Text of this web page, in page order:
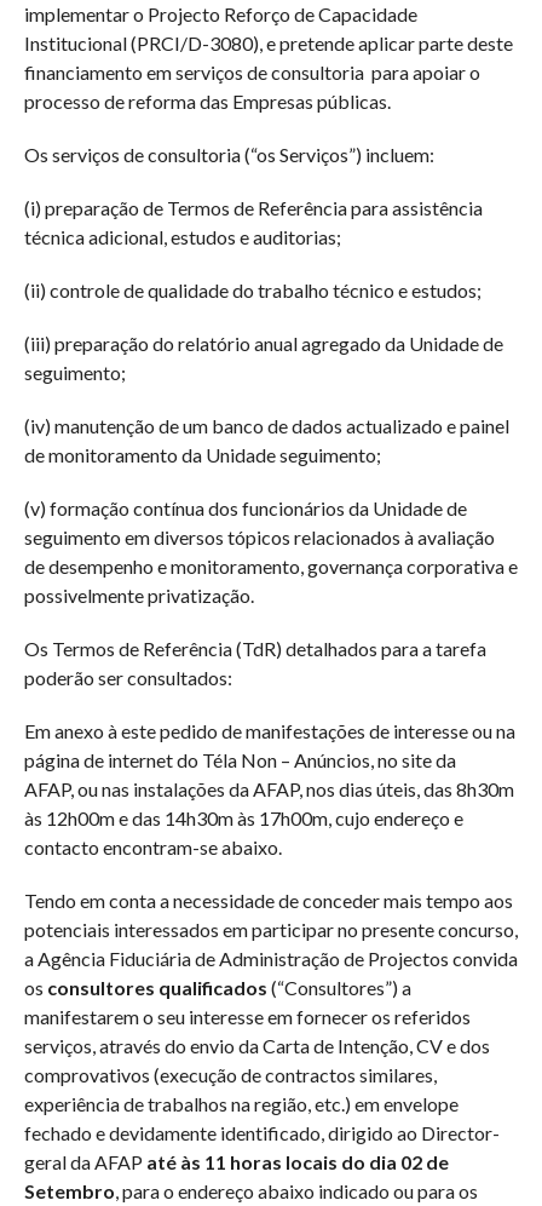
implementar o Projecto Reforço de Capacidade
Institucional (PRCI/D-3080), e pretende aplicar parte deste
financiamento em serviços de consultoria para apoiar o
processo de reforma das Empresas públicas.
Os serviços de consultoria (“os Serviços”) incluem:
(i) preparação de Termos de Referência para assistência
técnica adicional, estudos e auditorias;
(ii) controle de qualidade do trabalho técnico e estudos;
(iii) preparação do relatório anual agregado da Unidade de
seguimento;
(iv) manutenção de um banco de dados actualizado e painel
de monitoramento da Unidade seguimento;
(v) formação contínua dos funcionários da Unidade de
seguimento em diversos tópicos relacionados à avaliação
de desempenho e monitoramento, governança corporativa e
possivelmente privatização.
Os Termos de Referência (TdR) detalhados para a tarefa
poderão ser consultados:
Em anexo à este pedido de manifestações de interesse ou na
página de internet do Téla Non – Anúncios, no site da
AFAP, ou nas instalações da AFAP, nos dias úteis, das 8h30m
às 12h00m e das 14h30m às 17h00m, cujo endereço e
contacto encontram-se abaixo.
Tendo em conta a necessidade de conceder mais tempo aos
potenciais interessados em participar no presente concurso,
a Agência Fiduciária de Administração de Projectos convida
os consultores qualificados (“Consultores”) a
manifestarem o seu interesse em fornecer os referidos
serviços, através do envio da Carta de Intenção, CV e dos
comprovativos (execução de contractos similares,
experiência de trabalhos na região, etc.) em envelope
fechado e devidamente identificado, dirigido ao Director-
geral da AFAP até às 11 horas locais do dia 02 de
Setembro , para o endereço abaixo indicado ou para os